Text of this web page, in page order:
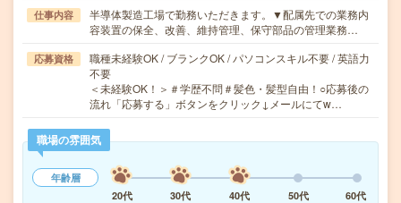
仕事内容
半導体製造工場で勤務いただきます。▼配属先での業務内
容装置の保全、改善、維持管理、保守部品の管理業務…
応募資格
職種未経験OK / ブランクOK / パソコンスキル不要 / 英語力
不要
＜未経験OK！＞＃学歴不問＃髪色・髪型自由！○応募後の
流れ「応募する」ボタンをクリック↓メールにてw…
職場の雰囲気
年齢層
20代
30代 40代 50代 60代